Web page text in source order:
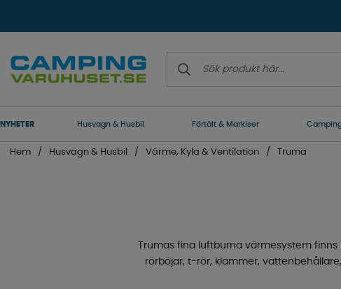
NYHETER Husvagn & Husbil Förtält & Markiser
Hem Husvagn & Husbil Värme, Kyla & Ventilation Truma
Trumas fina luftburna värmesystem
rörböjar, t-rör, klammer,